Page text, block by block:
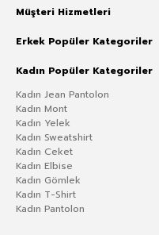
Müşteri Hizmetleri
Erkek Popüler Kategoriler
Kadın Popüler Kategoriler
Kadın Jean Pantolon
Kadın Mont
Kadın Yelek
Kadın Sweatshirt
Kadın Ceket
Kadın Elbise
Kadın Gömlek
Kadın T-Shirt
Kadın Pantolon